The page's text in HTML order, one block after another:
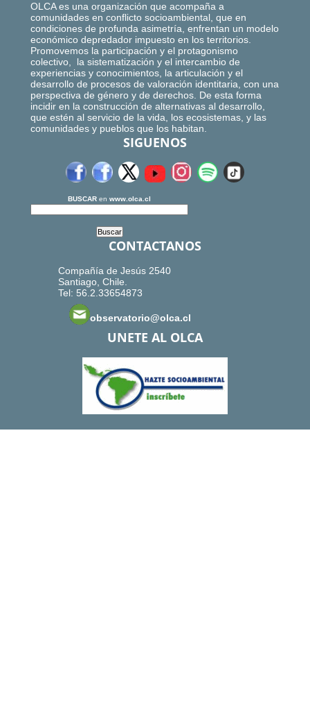
OLCA es una organización que acompaña a
comunidades en conflicto socioambiental, que en
condiciones de profunda asimetría, enfrentan un modelo
económico depredador impuesto en los territorios.
Promovemos la participación y el protagonismo
colectivo, la sistematización y el intercambio de
experiencias y conocimientos, la articulación y el
desarrollo de procesos de valoración identitaria, con una
perspectiva de género y de derechos. De esta forma
incidir en la construcción de alternativas al desarrollo,
que estén al servicio de la vida, los ecosistemas, y las
comunidades y pueblos que los habitan.
SIGUENOS
BUSCAR en www.olca.cl
CONTACTANOS
Compañía de Jesús 2540
Santiago, Chile.
Tel: 56.2.33654873
observatorio@olca.cl
UNETE AL OLCA